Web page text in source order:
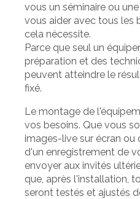
vous un séminaire ou
vous aider avec tous les
cela nécessite.
Parce que seul un
préparation et des
peuvent atteindre le
fixé.
Le montage de
vos besoins. Que vous
images-live sur écran ou
d'un enregistrement de
envoyer aux invités
que, après l'installation,
seront testés et ajustés